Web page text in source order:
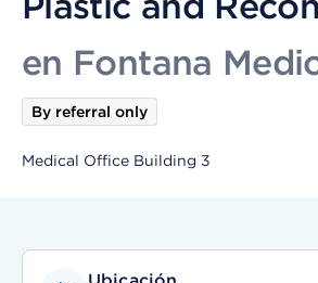
en Fontana
By referral only
Medical Office Building 3